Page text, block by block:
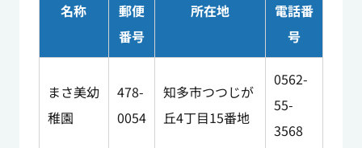
名称
郵便
番号
所在地
電話番
号
まさ美幼
稚園
478-
0054
知多市つつじが
丘4丁目15番地
0562-
55-
3568